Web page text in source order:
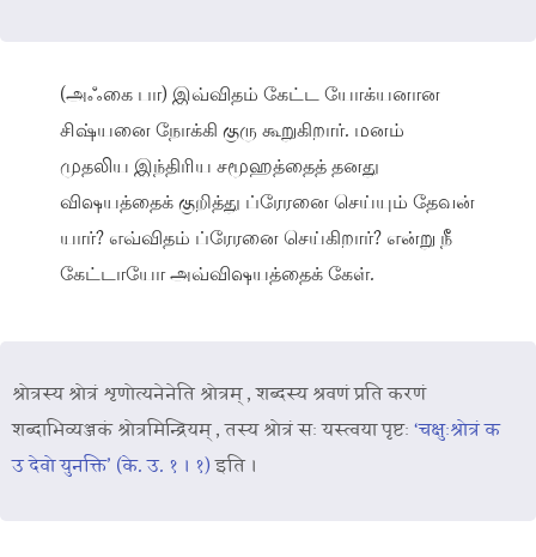
(அஃகை பா) இவ்விதம் கேட்ட யோக்யனான
சிஷ்யனை நோக்கி குரு கூறுகிறார். மனம்
முதலிய இந்திரிய சமூஹத்தைத் தனது
விஷயத்தைக் குறித்து ப்ரேரனை செய்யும் தேவன்
யார்? எவ்விதம் ப்ரேரனை செய்கிறார்? என்று நீ
கேட்டாயோ அவ்விஷயத்தைக் கேள்.
श्रोत्रस्य श्रोत्रं शृणोत्यनेनेति श्रोत्रम् , शब्दस्य श्रवणं प्रति करणं
शब्दाभिव्यञ्जकं श्रोत्रमिन्द्रियम् , तस्य श्रोत्रं सः यस्त्वया पृष्टः ‘चक्षुःश्रोत्रं क
उ देवो युनक्ति’ (के. उ. १ । १) इति ।